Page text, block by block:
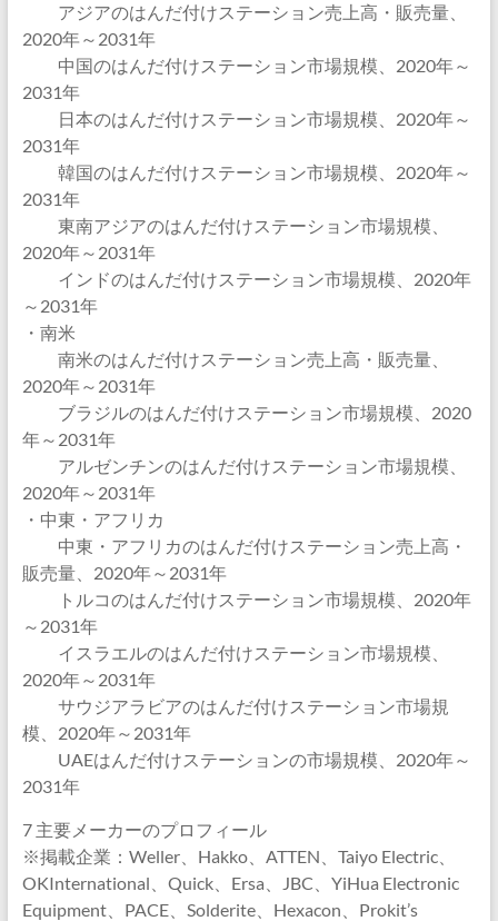
アジアのはんだ付けステーション売上高・販売量、
2020年～2031年
中国のはんだ付けステーション市場規模、2020年～
2031年
日本のはんだ付けステーション市場規模、2020年～
2031年
韓国のはんだ付けステーション市場規模、2020年～
2031年
東南アジアのはんだ付けステーション市場規模、
2020年～2031年
インドのはんだ付けステーション市場規模、2020年
～2031年
・南米
南米のはんだ付けステーション売上高・販売量、
2020年～2031年
ブラジルのはんだ付けステーション市場規模、2020
年～2031年
アルゼンチンのはんだ付けステーション市場規模、
2020年～2031年
・中東・アフリカ
中東・アフリカのはんだ付けステーション売上高・
販売量、2020年～2031年
トルコのはんだ付けステーション市場規模、2020年
～2031年
イスラエルのはんだ付けステーション市場規模、
2020年～2031年
サウジアラビアのはんだ付けステーション市場規
模、2020年～2031年
UAEはんだ付けステーションの市場規模、2020年～
2031年
7 主要メーカーのプロフィール
※掲載企業：Weller、Hakko、ATTEN、Taiyo Electric、
OKInternational、Quick、Ersa、JBC、YiHua Electronic
Equipment、PACE、Solderite、Hexacon、Prokit’s